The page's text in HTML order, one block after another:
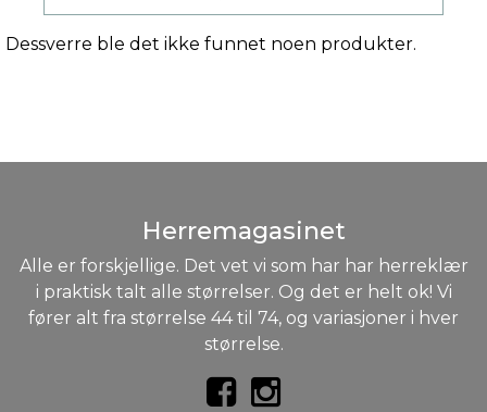
Dessverre ble det ikke funnet noen produkter.
Herremagasinet
Alle er forskjellige. Det vet vi som har har herreklær
i praktisk talt alle størrelser. Og det er helt ok! Vi
fører alt fra størrelse 44 til 74, og variasjoner i hver
størrelse.